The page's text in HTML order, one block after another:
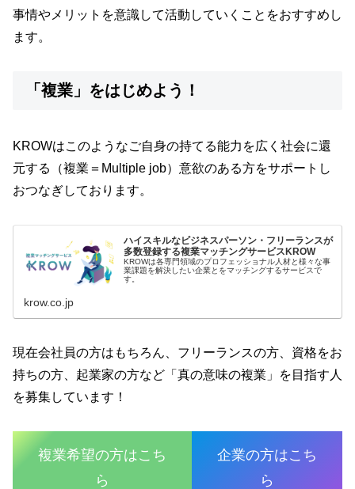
事情やメリットを意識して活動していくことをおすすめし
ます。
「複業」をはじめよう！
KROWはこのようなご自身の持てる能力を広く社会に還
元する（複業＝Multiple job）意欲のある方をサポートし
おつなぎしております。
ハイスキルなビジネスパーソン・フリーランスが
多数登録する複業マッチングサービスKROW
KROWは各専門領域のプロフェッショナル人材と様々な事
業課題を解決したい企業とをマッチングするサービスで
す。
krow.co.jp
現在会社員の方はもちろん、フリーランスの方、資格をお
持ちの方、起業家の方など「真の意味の複業」を目指す人
を募集しています！
複業希望の方はこち
ら
企業の方はこち
ら